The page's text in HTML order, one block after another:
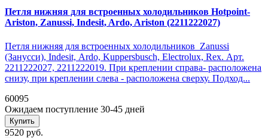
Петля нижняя для встроенных холодильников Hotpoint-
Ariston, Zanussi, Indesit, Ardo, Ariston (2211222027)
Петля нижняя для встроенных холодильников Zanussi
(Занусси), Indesit, Ardo, Kuppersbusch, Electrolux, Rex. Арт.
2211222027, 2211222019. При креплении справа- расположена
снизу, при креплении слева - расположена сверху. Подход...
60095
Ожидаем поступление 30-45 дней
Купить
9520 руб.